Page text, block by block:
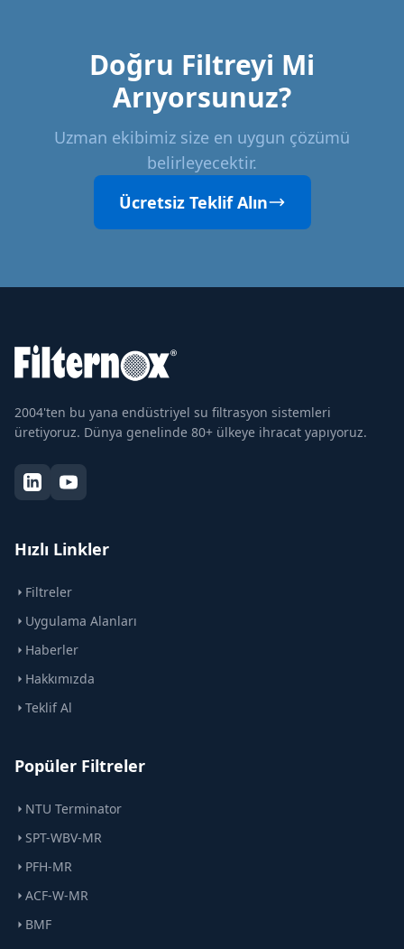
Doğru Filtreyi Mi
Arıyorsunuz?
Uzman ekibimiz size en uygun çözümü
belirleyecektir.
Ücretsiz Teklif Alın
2004'ten bu yana endüstriyel su filtrasyon sistemleri
üretiyoruz. Dünya genelinde 80+ ülkeye ihracat yapıyoruz.
Hızlı Linkler
Filtreler
Uygulama Alanları
Haberler
Hakkımızda
Teklif Al
Popüler Filtreler
NTU Terminator
SPT-WBV-MR
PFH-MR
ACF-W-MR
BMF